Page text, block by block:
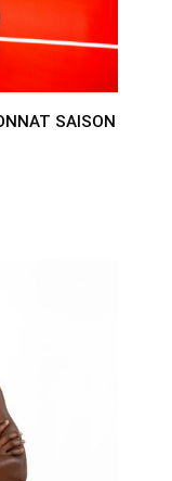
SAISON